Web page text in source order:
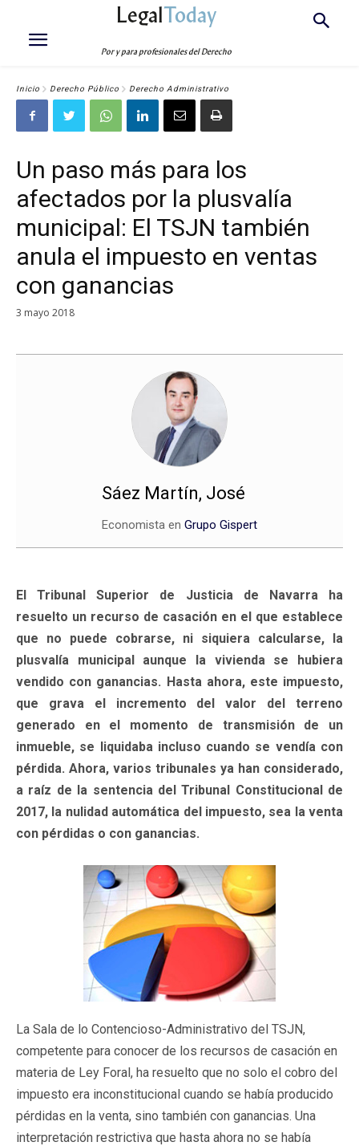
LegalToday
Por y para profesionales del Derecho
Inicio Derecho Público Derecho Administrativo
Un paso más para los
afectados por la plusvalía
municipal: El TSJN también
anula el impuesto en ventas
con ganancias
3 mayo 2018
Sáez Martín, José
Economista en Grupo Gispert
El Tribunal Superior de Justicia de Navarra ha
resuelto un recurso de casación en el que establece
que no puede cobrarse, ni siquiera calcularse, la
plusvalía municipal aunque la vivienda se hubiera
vendido con ganancias. Hasta ahora, este impuesto,
que grava el incremento del valor del terreno
generado en el momento de transmisión de un
inmueble, se liquidaba incluso cuando se vendía con
pérdida. Ahora, varios tribunales ya han considerado,
a raíz de la sentencia del Tribunal Constitucional de
2017, la nulidad automática del impuesto, sea la venta
con pérdidas o con ganancias.
La Sala de lo Contencioso-Administrativo del TSJN,
competente para conocer de los recursos de casación en
materia de Ley Foral, ha resuelto que no solo el cobro del
impuesto era inconstitucional cuando se había producido
pérdidas en la venta, sino también con ganancias. Una
interpretación restrictiva que hasta ahora no se había